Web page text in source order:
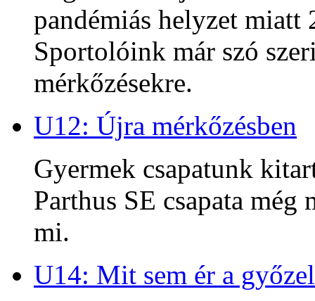
pandémiás helyzet
Sportolóink már szó
mérkőzésekre.
U12: Újra mérkőzésben
Gyermek csapatunk
Parthus SE csapata
mi.
U14: Mit sem ér a